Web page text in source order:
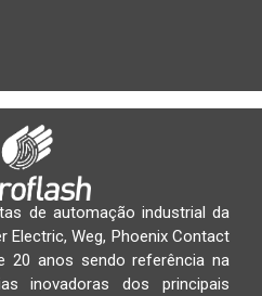
de automação industrial da
Electric, Weg, Phoenix Contact
20 anos sendo referência na
inovadoras dos principais